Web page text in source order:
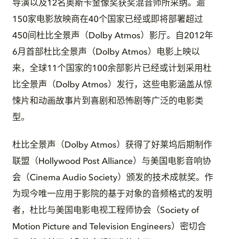
导演以及12名奥斯卡金像奖获奖混音师所采纳。逾
150家电影放映商在40个国家已经或即将部署超过
450间杜比全景声（Dolby Atmos）影厅。自2012年
6月首部杜比全景声（Dolby Atmos）电影上映以
来，全球11个国家的100余部影片已经或计划采用杜
比全景声（Dolby Atmos）发行，这些电影涵盖从惊
悚片和动画故事片到喜剧和恐怖剧等广泛的电影类
型。
杜比全景声（Dolby Atmos）获得了好莱坞后期制作
联盟（Hollywood Post Alliance）与美国电影音响协
会（Cinema Audio Society）颁发的技术成就奖。作
为现今唯一应用于影院的基于对象的音频格式的发明
者，杜比与美国电影电视工程师协会（Society of
Motion Picture and Television Engineers）密切合